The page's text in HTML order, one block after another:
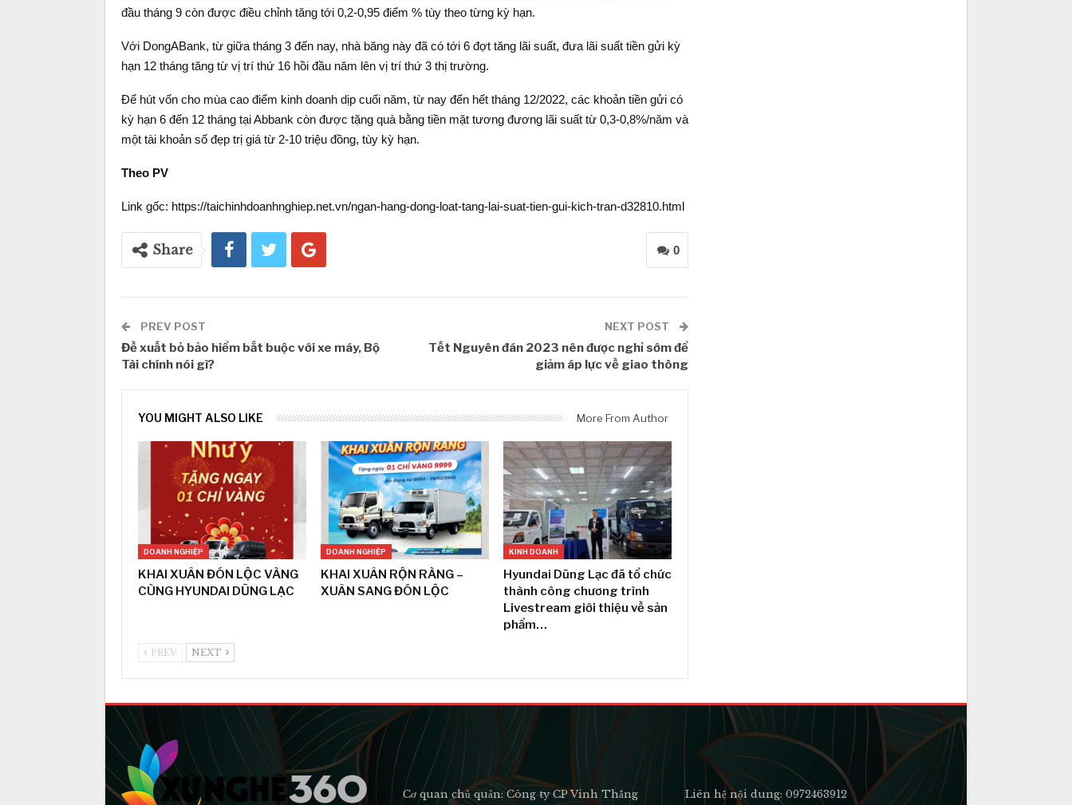
đầu tháng 9 còn được điều chỉnh tăng tới 0,2-0,95 điểm % tùy theo từng kỳ hạn.
Với DongABank, từ giữa tháng 3 đến nay, nhà băng này đã có tới 6 đợt tăng lãi suất, đưa lãi suất tiền gửi kỳ
hạn 12 tháng tăng từ vị trí thứ 16 hồi đầu năm lên vị trí thứ 3 thị trường.
Để hút vốn cho mùa cao điểm kinh doanh dịp cuối năm, từ nay đến hết tháng 12/2022, các khoản tiền gửi có
kỳ hạn 6 đến 12 tháng tại Abbank còn được tặng quà bằng tiền mặt tương đương lãi suất từ 0,3-0,8%/năm và
một tài khoản số đẹp trị giá từ 2-10 triệu đồng, tùy kỳ hạn.
Theo PV
Link gốc: https://taichinhdoanhnghiep.net.vn/ngan-hang-dong-loat-tang-lai-suat-tien-gui-kich-tran-d32810.html
0
Share
PREV POST
Đề xuất bỏ bảo hiểm bắt buộc với xe máy, Bộ
Tài chính nói gì?
NEXT POST
Tết Nguyên đán 2023 nên được nghỉ sớm để
giảm áp lực về giao thông
YOU MIGHT ALSO LIKE More From Author
DOANH NGHIỆP
KHAI XUÂN ĐÓN LỘC VÀNG
CÙNG HYUNDAI DŨNG LẠC
DOANH NGHIỆP
KHAI XUÂN RỘN RÀNG –
XUÂN SANG ĐÓN LỘC
KINH DOANH
Hyundai Dũng Lạc đã tổ chức
thành công chương trình
Livestream giới thiệu về sản
phẩm…
PREV NEXT
Cơ quan chủ quản: Công ty CP Vinh Thắng
Liên hệ nội dung: 0972463912